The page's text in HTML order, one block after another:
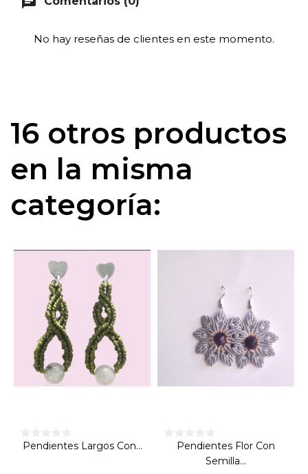
No hay reseñas de clientes en este momento.
16 otros productos
en la misma
categoría:
Pendientes Largos Con...
Pendientes Flor Con
Semilla...